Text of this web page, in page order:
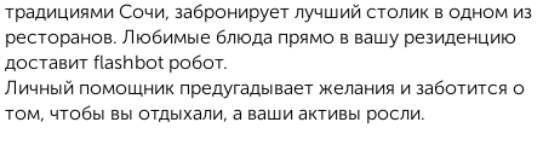
традициями Сочи, забронирует лучший столик в одном из
ресторанов. Любимые блюда прямо в вашу резиденцию
доставит flashbot робот.
Личный помощник предугадывает желания и заботится о
том, чтобы вы отдыхали, а ваши активы росли.